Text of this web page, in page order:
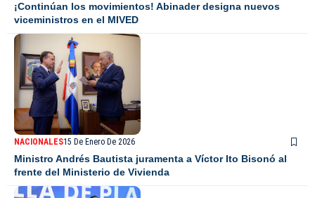
¡Continúan los movimientos! Abinader designa nuevos
viceministros en el MIVED
NACIONALES15 De Enero De 2026
Ministro Andrés Bautista juramenta a Víctor Ito Bisonó al
frente del Ministerio de Vivienda